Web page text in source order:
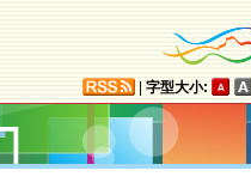
字型大小: